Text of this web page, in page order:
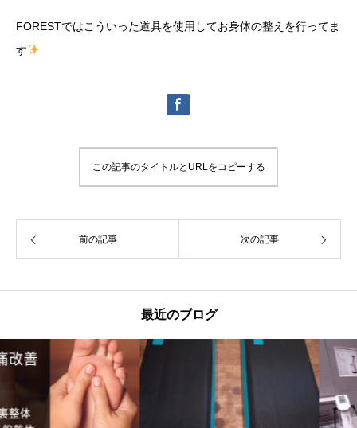
FORESTではこういった道具を使用してお身体の整えを行ってま
す
この記事のタイトルとURLをコピーする
前の記事 次の記事
最近のブログ